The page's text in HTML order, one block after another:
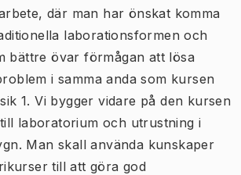
där man har önskat komma
laborationsformen och
bättre övar förmågan att lösa
i samma anda som kursen
1. Vi bygger vidare på den kursen
laboratorium och utrustning i
Man skall använda kunskaper
till att göra god